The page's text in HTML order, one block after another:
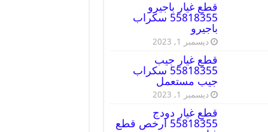
قطع غيار باجيرو
55818355 سكراب
باجيرو
ديسمبر 1, 2023
قطع غيار جيب
55818355 سكراب
جيب مستعمل
ديسمبر 1, 2023
قطع غيار دودج
55818355 ارخص قطع